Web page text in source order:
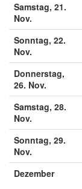
Samstag, 21.
Nov.
Sonntag, 22.
Nov.
Donnerstag,
26. Nov.
Samstag, 28.
Nov.
Sonntag, 29.
Nov.
Dezember